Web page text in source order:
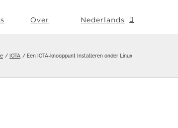
Over Nederlands
IOTA Een IOTA-knooppunt Installeren onder Linux